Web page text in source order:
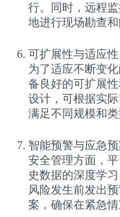
行。同时，远程
地进行现场勘查和
可扩展性与适应性
为了适应不断变
备良好的可扩展
设计，可根据实
满足不同规模和类
智能预警与应急
安全管理方面，
史数据的深度学
风险发生前发出
案，确保在紧急